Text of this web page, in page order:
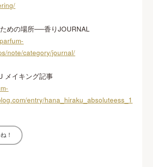
めの場所──香りJOURNAL
note/category/journal/
メイキング記事
entry/hana_hiraku_absoluteess_1
！